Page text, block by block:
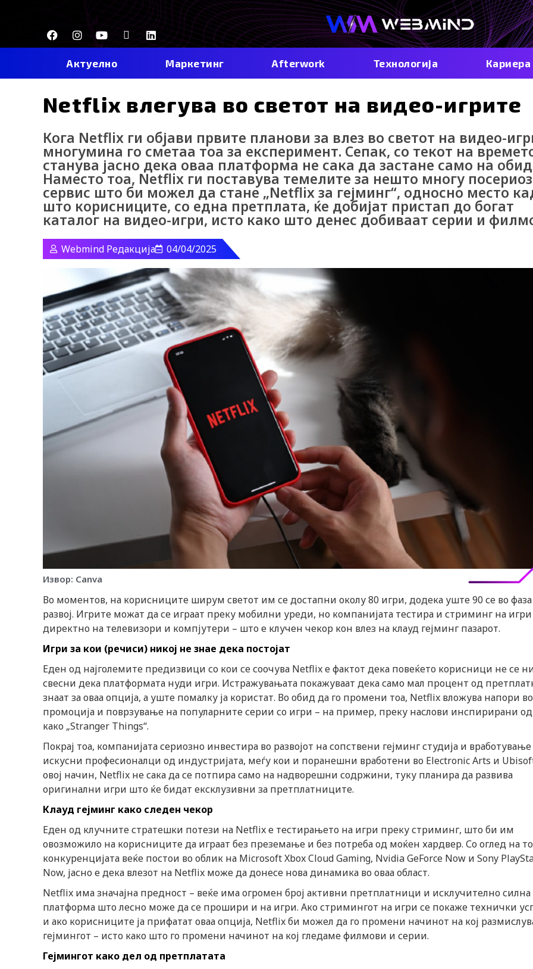
F
a
c
k
I
n
s
t
a
m
Y
o
u
t
e
I
c
o
-
t
k
t
o
k
-
i
c
o
n
L
i
n
n
Актуелно Маркетинг Afterwork Технологија Кариера
Netflix влегува во светот на видео-игрите
Кога Netflix ги објави првите планови за влез во светот на видео-
многумина го сметаа тоа за експеримент. Сепак, со текот на
станува јасно дека оваа платформа не сака да застане само на
Наместо тоа, Netflix ги поставува темелите за нешто многу
сервис што би можел да стане „Netflix за гејминг“, односно место
што корисниците, со една претплата, ќе добијат пристап до богат
каталог на видео-игри, исто како што денес добиваат серии и
Webmind Редакција 04/04/2025
Извор: Canva
Во моментов, на корисниците ширум светот им се достапни околу 80 игри, додека уште 90 се во
развој. Игрите можат да се играат преку мобилни уреди, но компанијата тестира и стриминг на игри
директно на телевизори и компјутери – што е клучен чекор кон влез на клауд гејминг пазарот.
Игри за кои (речиси) никој не знае дека постојат
Еден од најголемите предизвици со кои се соочува Netflix е фактот дека повеќето корисници не се
свесни дека платформата нуди игри. Истражувањата покажуваат дека само мал процент од
знаат за оваа опција, а уште помалку ја користат. Во обид да го промени тоа, Netflix вложува напори во
промоција и поврзување на популарните серии со игри – на пример, преку наслови инспирирани
како „Stranger Things“.
Покрај тоа, компанијата сериозно инвестира во развојот на сопствени гејминг студија и
искусни професионалци од индустријата, меѓу кои и поранешни вработени во Electronic Arts и
овој начин, Netflix не сака да се потпира само на надворешни содржини, туку планира да развива
оригинални игри што ќе бидат ексклузивни за претплатниците.
Клауд гејминг како следен чекор
Еден од клучните стратешки потези на Netflix е тестирањето на игри преку стриминг, што би им
овозможило на корисниците да играат без преземање и без потреба од моќен хардвер. Со оглед на
конкуренцијата веќе постои во облик на Microsoft Xbox Cloud Gaming, Nvidia GeForce Now и Sony
Now, јасно е дека влезот на Netflix може да донесе нова динамика во оваа област.
Netflix има значајна предност – веќе има огромен број активни претплатници и исклучително силна
платформа што лесно може да се прошири и на игри. Ако стримингот на игри се покаже технички
и ако корисниците ја прифатат оваа опција, Netflix би можел да го промени начинот на кој
гејмингот – исто како што го промени начинот на кој гледаме филмови и серии.
Гејмингот како дел од претплатата